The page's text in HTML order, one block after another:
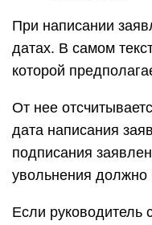
При написании
датах. В самом
которой
От нее
дата написания
подписания
увольнения должно
Если руководитель